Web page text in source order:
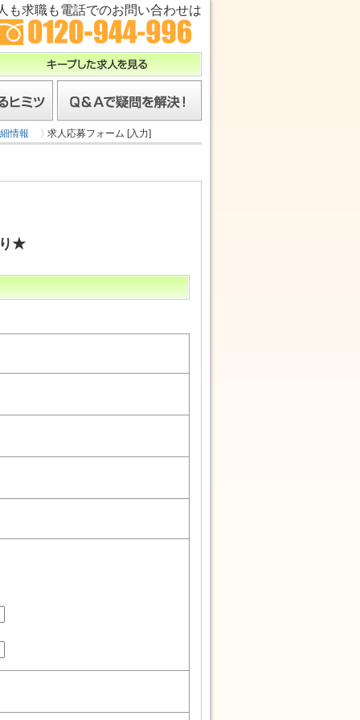
も求職も電話でのお問い合わせは
ープした求人を見る
Ｑ＆Ａで疑問を解決！
情報 求人応募フォーム [入力]
り★